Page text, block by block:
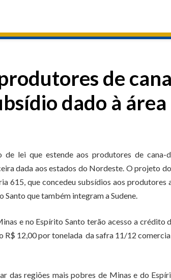
de cana
dado à área
lei que estende aos produtores de cana-
dada aos estados do Nordeste. O projeto
615, que concedeu subsídios aos produtores
que também integram a Sudene.
e no Espírito Santo terão acesso a crédito
R$ 12,00 por tonelada da safra 11/12
das regiões mais pobres de Minas e do